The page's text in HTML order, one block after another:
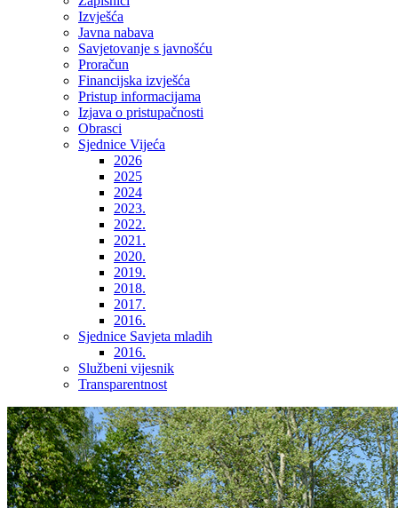
Izvješća
Javna nabava
Savjetovanje s javnošću
Proračun
Financijska izvješća
Pristup informacijama
Izjava o pristupačnosti
Obrasci
Sjednice Vijeća
2026
2025
2024
2023.
2022.
2021.
2020.
2019.
2018.
2017.
2016.
Sjednice Savjeta mladih
2016.
Službeni vijesnik
Transparentnost